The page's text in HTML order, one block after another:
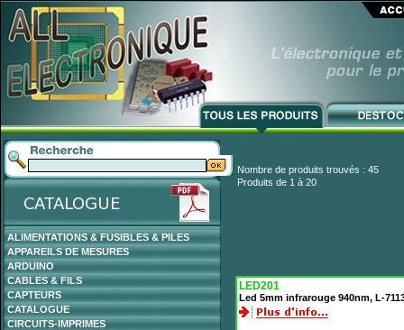
ALIMENTATIONS & FUSIBLES & PILES
APPAREILS DE MESURES
ARDUINO
CABLES & FILS
CAPTEURS
CATALOGUE
CIRCUITS-IMPRIMES
Nombre de produits trouvés : 45
Produits de 1 à 20
LED201
Led 5mm infrarouge 940nm, L-